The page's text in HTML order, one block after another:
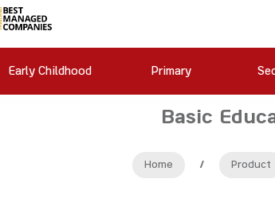
Early Childhood Primary
Basic
Home / Product